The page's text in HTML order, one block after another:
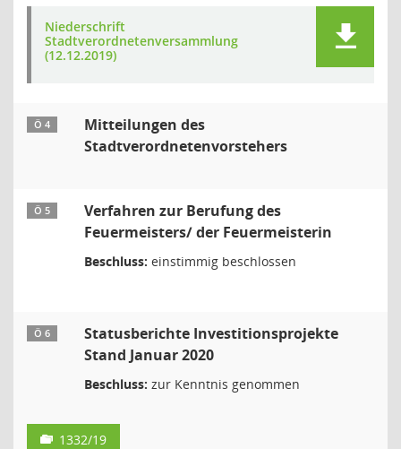
Niederschrift
Stadtverordnetenversammlung
(12.12.2019)
Ö 4
Mitteilungen des
Stadtverordnetenvorstehers
Ö 5
Verfahren zur Berufung des
Feuermeisters/ der Feuermeisterin
Beschluss: einstimmig beschlossen
Ö 6
Statusberichte Investitionsprojekte
Stand Januar 2020
Beschluss: zur Kenntnis genommen
1332/19